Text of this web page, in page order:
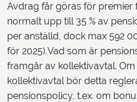
Avdrag får göras för premier
normalt upp till 35 % av
per anställd, dock max 592
för 2025). Vad som är
framgår av kollektivavtal.
kollektivavtal bör detta
pensionspolicy, t.ex. om